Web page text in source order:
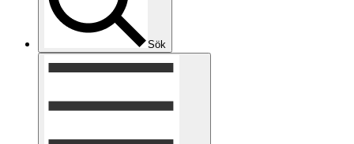
Sök